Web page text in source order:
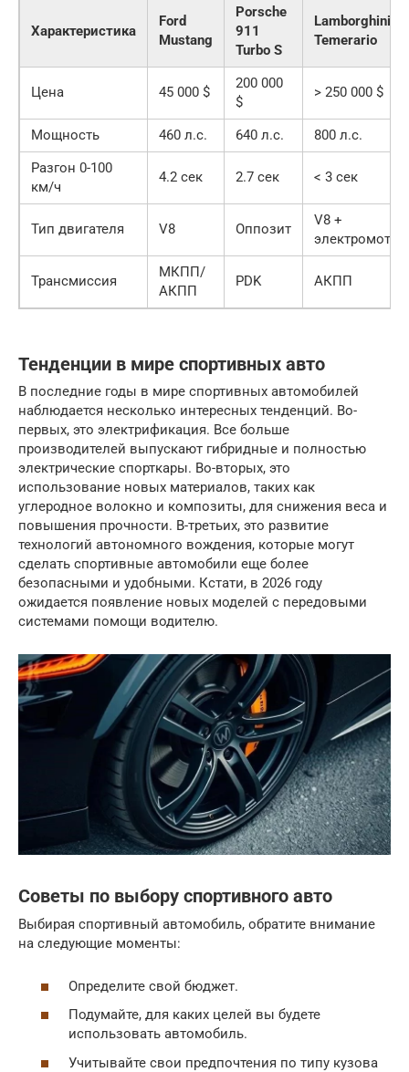
Характеристика
Ford
Mustang
Porsche
911
Turbo S
Lamborghini
Temerario
Цена 45 000 $
200 000
$
> 250 000 $
Мощность 460 л.с. 640 л.с.
800 л.с.
Разгон 0-100
км/ч
4.2 сек 2.7 сек < 3 сек
Тип двигателя V8 Оппозит
V8 +
электромотор
Трансмиссия
МКПП/
АКПП
PDK АКПП
Тенденции в мире спортивных авто
В последние годы в мире спортивных автомобилей
наблюдается несколько интересных тенденций. Во-
первых, это электрификация. Все больше
производителей выпускают гибридные и полностью
электрические спорткары. Во-вторых, это
использование новых материалов, таких как
углеродное волокно и композиты, для снижения веса и
повышения прочности. В-третьих, это развитие
технологий автономного вождения, которые могут
сделать спортивные автомобили еще более
безопасными и удобными. Кстати, в 2026 году
ожидается появление новых моделей с передовыми
системами помощи водителю.
Советы по выбору спортивного авто
Выбирая спортивный автомобиль, обратите внимание
на следующие моменты:
Определите свой бюджет.
Подумайте, для каких целей вы будете
использовать автомобиль.
Учитывайте свои предпочтения по типу кузова